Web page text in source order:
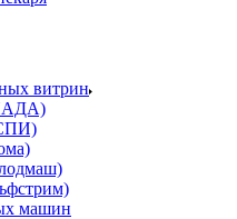
витрин
машин